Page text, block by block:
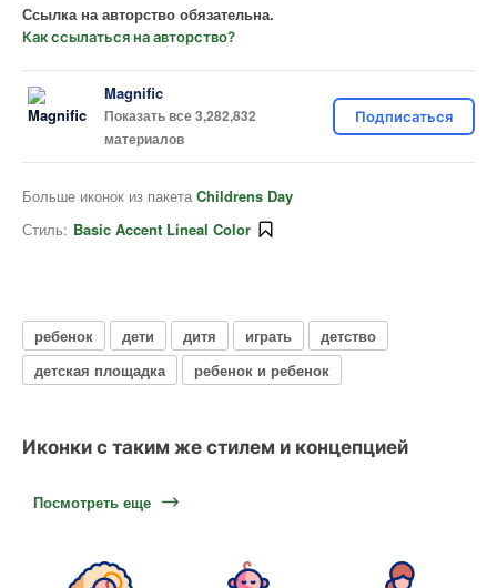
Ссылка на авторство обязательна.
Как ссылаться на авторство?
Magnific
Показать все 3,282,832
материалов
Подписаться
Больше иконок из пакета Childrens Day
Стиль: Basic Accent Lineal Color
ребенок дети дитя играть
детство
детская площадка
ребенок и ребенок
Иконки с таким же стилем и концепцией
Посмотреть еще